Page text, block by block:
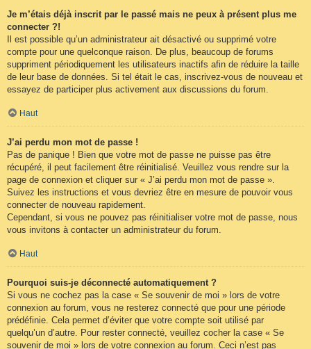
Je m’étais déjà inscrit par le passé mais ne peux à présent plus me
connecter ?!
Il est possible qu’un administrateur ait désactivé ou supprimé votre
compte pour une quelconque raison. De plus, beaucoup de forums
suppriment périodiquement les utilisateurs inactifs afin de réduire la taille
de leur base de données. Si tel était le cas, inscrivez-vous de nouveau et
essayez de participer plus activement aux discussions du forum.
Haut
J’ai perdu mon mot de passe !
Pas de panique ! Bien que votre mot de passe ne puisse pas être
récupéré, il peut facilement être réinitialisé. Veuillez vous rendre sur la
page de connexion et cliquer sur « J’ai perdu mon mot de passe ».
Suivez les instructions et vous devriez être en mesure de pouvoir vous
connecter de nouveau rapidement.
Cependant, si vous ne pouvez pas réinitialiser votre mot de passe, nous
vous invitons à contacter un administrateur du forum.
Haut
Pourquoi suis-je déconnecté automatiquement ?
Si vous ne cochez pas la case « Se souvenir de moi » lors de votre
connexion au forum, vous ne resterez connecté que pour une période
prédéfinie. Cela permet d’éviter que votre compte soit utilisé par
quelqu’un d’autre. Pour rester connecté, veuillez cocher la case « Se
souvenir de moi » lors de votre connexion au forum. Ceci n’est pas